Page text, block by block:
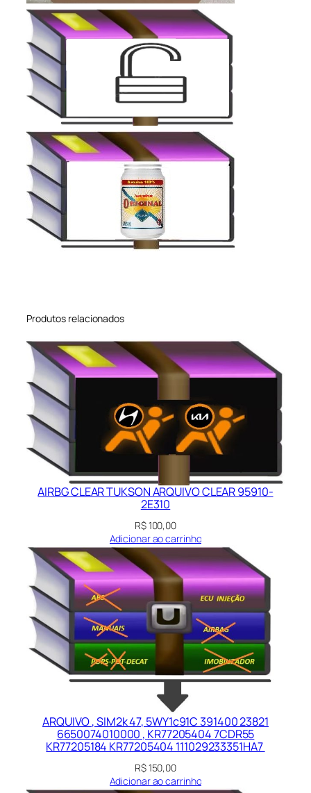
E
K
B
2
0
q
u
a
n
i
Produtos relacionados
AIRBG CLEAR TUKSON ARQUIVO CLEAR 95910-
2E310
R$100,00
Adicionar ao carrinho
ARQUIVO , SIM2k 47, 5WY1c91C 391400 23821
6650074010000 , KR77205404 7CDR55
KR77205184 KR77205404 111029233351HA7
R$150,00
Adicionar ao carrinho